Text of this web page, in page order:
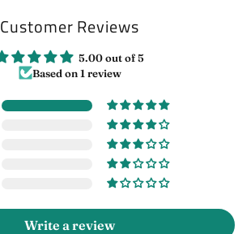
Customer Reviews
5.00 out of 5
Based on 1 review
Write a review